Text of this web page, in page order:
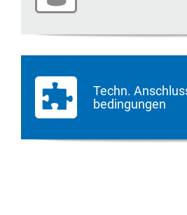
Techn.
bedingungen